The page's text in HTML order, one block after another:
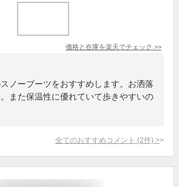
価格と在庫を楽天でチェック >>
ノーブーツをおすすめします。お洒落
また保温性に優れていて歩きやすいの
全てのおすすめコメント (2件) >